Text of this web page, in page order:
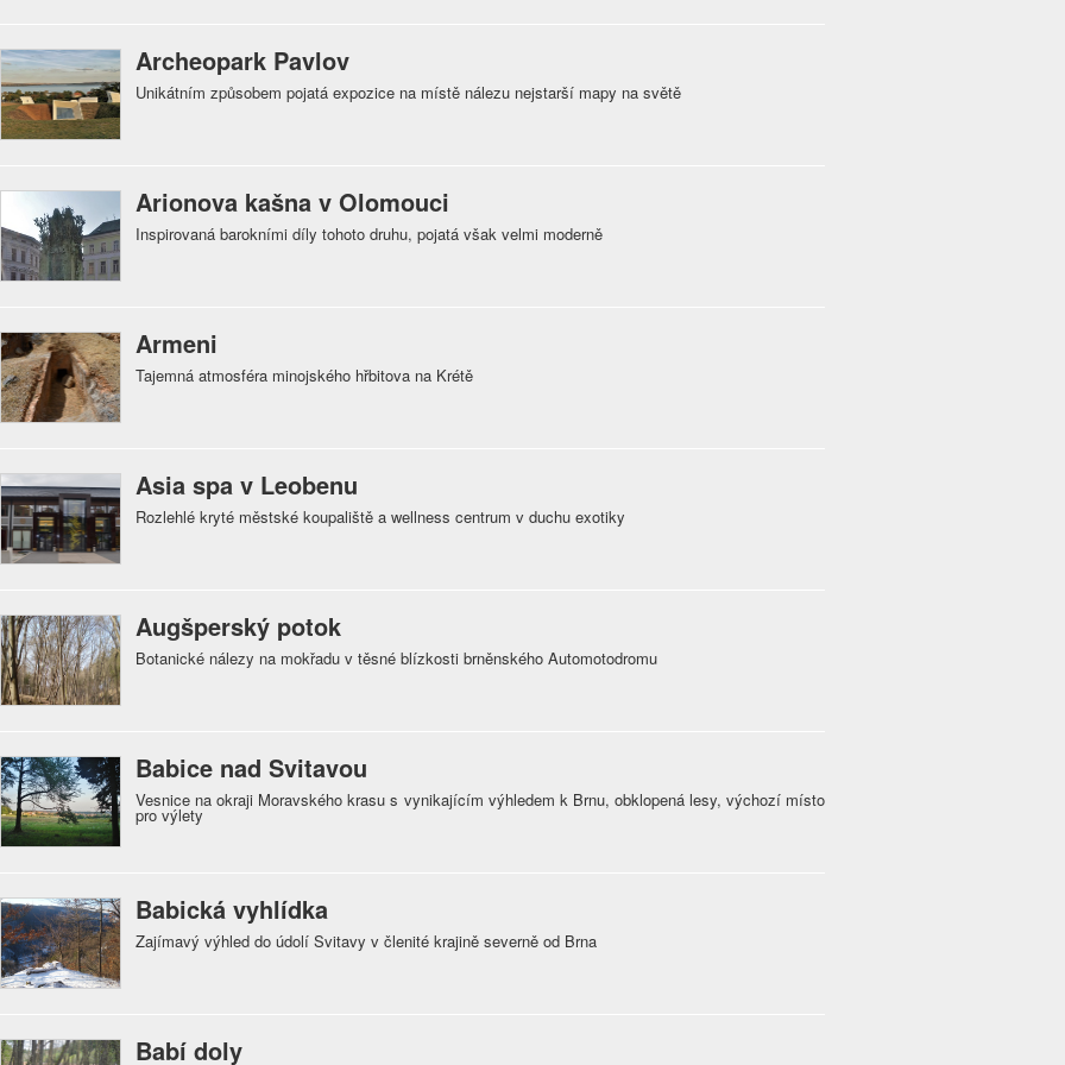
Archeopark Pavlov
Unikátním způsobem pojatá expozice na místě nálezu nejstarší mapy na světě
Arionova kašna v Olomouci
Inspirovaná barokními díly tohoto druhu, pojatá však velmi moderně
Armeni
Tajemná atmosféra minojského hřbitova na Krétě
Asia spa v Leobenu
Rozlehlé kryté městské koupaliště a wellness centrum v duchu exotiky
Augšperský potok
Botanické nálezy na mokřadu v těsné blízkosti brněnského Automotodromu
Babice nad Svitavou
Vesnice na okraji Moravského krasu s vynikajícím výhledem k Brnu, obklopená lesy, výchozí místo
pro výlety
Babická vyhlídka
Zajímavý výhled do údolí Svitavy v členité krajině severně od Brna
Babí doly